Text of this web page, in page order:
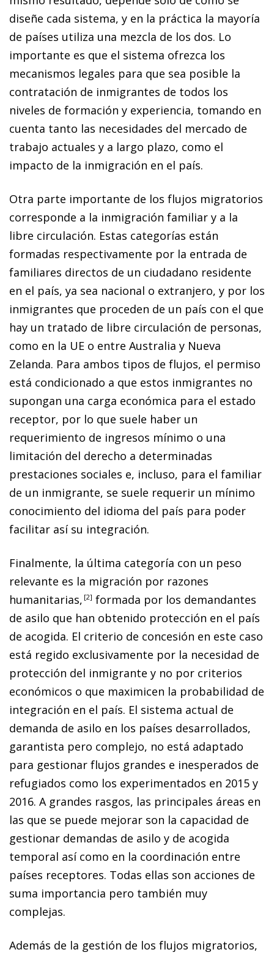
diseñe cada sistema, y en la práctica la mayoría
de países utiliza una mezcla de los dos. Lo
importante es que el sistema ofrezca los
mecanismos legales para que sea posible la
contratación de inmigrantes de todos los
niveles de formación y experiencia, tomando en
cuenta tanto las necesidades del mercado de
trabajo actuales y a largo plazo, como el
impacto de la inmigración en el país.
Otra parte importante de los flujos migratorios
corresponde a la inmigración familiar y a la
libre circulación. Estas categorías están
formadas respectivamente por la entrada de
familiares directos de un ciudadano residente
en el país, ya sea nacional o extranjero, y por los
inmigrantes que proceden de un país con el que
hay un tratado de libre circulación de personas,
como en la UE o entre Australia y Nueva
Zelanda. Para ambos tipos de flujos, el permiso
está condicionado a que estos inmigrantes no
supongan una carga económica para el estado
receptor, por lo que suele haber un
requerimiento de ingresos mínimo o una
limitación del derecho a determinadas
prestaciones sociales e, incluso, para el familiar
de un inmigrante, se suele requerir un mínimo
conocimiento del idioma del país para poder
facilitar así su integración.
Finalmente, la última categoría con un peso
relevante es la migración por razones
humanitarias, 2
formada por los demandantes
de asilo que han obtenido protección en el país
de acogida. El criterio de concesión en este caso
está regido exclusivamente por la necesidad de
protección del inmigrante y no por criterios
económicos o que maximicen la probabilidad de
integración en el país. El sistema actual de
demanda de asilo en los países desarrollados,
garantista pero complejo, no está adaptado
para gestionar flujos grandes e inesperados de
refugiados como los experimentados en 2015 y
2016. A grandes rasgos, las principales áreas en
las que se puede mejorar son la capacidad de
gestionar demandas de asilo y de acogida
temporal así como en la coordinación entre
países receptores. Todas ellas son acciones de
suma importancia pero también muy
complejas.
Además de la gestión de los flujos migratorios,